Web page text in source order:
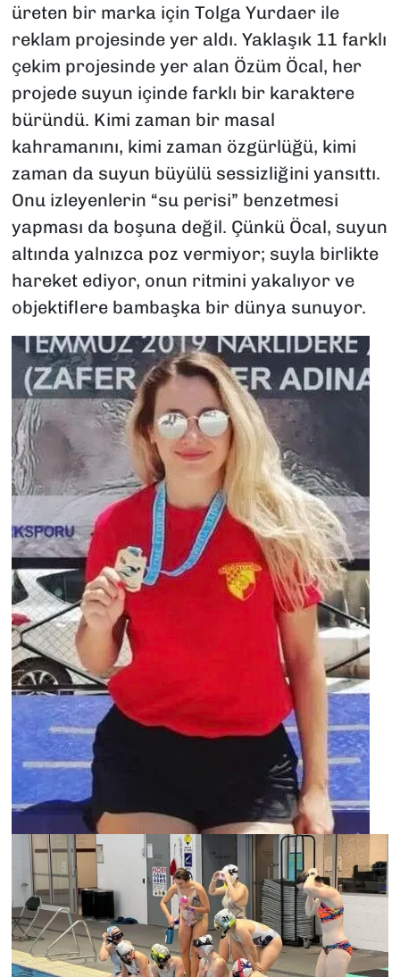
üreten bir marka için Tolga Yurdaer ile
reklam projesinde yer aldı. Yaklaşık 11 farklı
çekim projesinde yer alan Özüm Öcal, her
projede suyun içinde farklı bir karaktere
büründü. Kimi zaman bir masal
kahramanını, kimi zaman özgürlüğü, kimi
zaman da suyun büyülü sessizliğini yansıttı.
Onu izleyenlerin “su perisi” benzetmesi
yapması da boşuna değil. Çünkü Öcal, suyun
altında yalnızca poz vermiyor; suyla birlikte
hareket ediyor, onun ritmini yakalıyor ve
objektiflere bambaşka bir dünya sunuyor.